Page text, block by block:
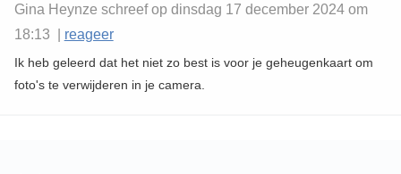
Gina Heynze schreef op dinsdag 17 december 2024 om
18:13 | reageer
Ik heb geleerd dat het niet zo best is voor je geheugenkaart om
foto's te verwijderen in je camera.